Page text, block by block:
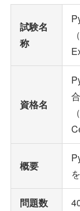
試験名
称
資格名
概要
問題数